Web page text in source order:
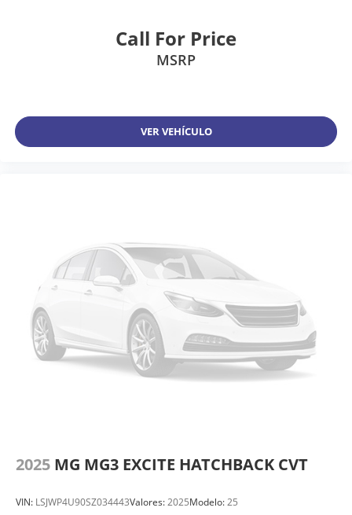
Call For Price
MSRP
VER VEHÍCULO
2025 MG MG3 EXCITE HATCHBACK CVT
VIN: LSJWP4U90SZ034443Valores:2025Modelo:25